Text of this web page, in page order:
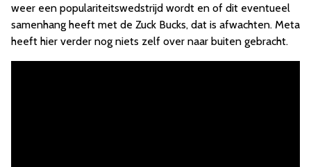
weer een populariteitswedstrijd wordt en of dit eventueel
samenhang heeft met de Zuck Bucks, dat is afwachten. Meta
heeft hier verder nog niets zelf over naar buiten gebracht.